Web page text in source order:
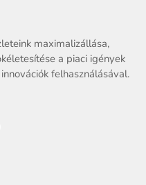
maximalizállása,
a piaci igények
felhasználásával.